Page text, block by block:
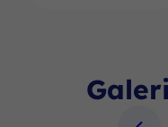
Seção Galeria